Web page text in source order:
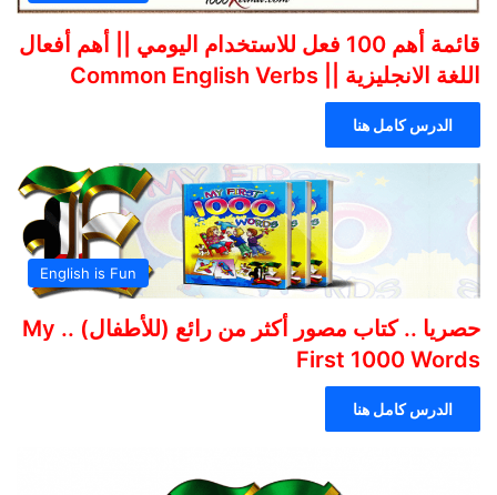
قائمة أهم 100 فعل للاستخدام اليومي || أهم أفعال
اللغة الانجليزية || Common English Verbs
الدرس كامل هنا
English is Fun
حصريا .. كتاب مصور أكثر من رائع (للأطفال) .. My
First 1000 Words
الدرس كامل هنا